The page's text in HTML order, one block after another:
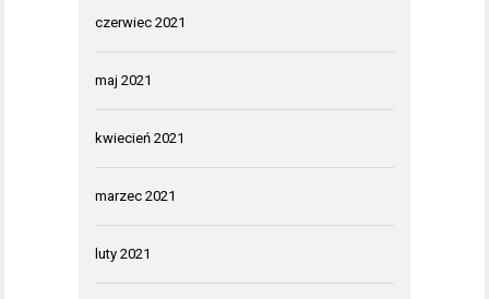
czerwiec 2021
maj 2021
kwiecień 2021
marzec 2021
luty 2021